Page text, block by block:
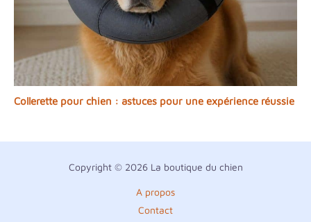
Collerette pour chien : astuces pour une expérience réussie
Copyright © 2026 La boutique du chien
A propos
Contact